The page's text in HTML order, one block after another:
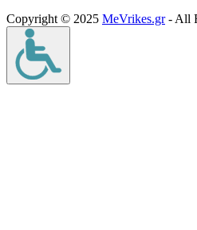
Copyright © 2025 MeVrikes.gr- All